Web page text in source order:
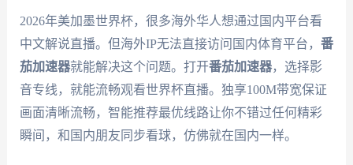
2026年美加墨世界杯，很多海外华人想通过国内平台看
中文解说直播。但海外IP无法直接访问国内体育平台， 番
茄加速器就能解决这个问题。打开番茄加速器，选择影
音专线，就能流畅观看世界杯直播。独享100M带宽保证
画面清晰流畅，智能推荐最优线路让你不错过任何精彩
瞬间，和国内朋友同步看球，仿佛就在国内一样。